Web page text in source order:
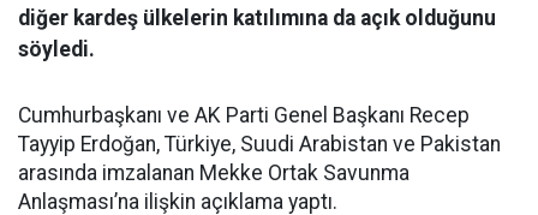
diğer kardeş ülkelerin katılımına da açık olduğunu
söyledi.
Cumhurbaşkanı ve AK Parti Genel Başkanı Recep
Tayyip Erdoğan, Türkiye, Suudi Arabistan ve Pakistan
arasında imzalanan Mekke Ortak Savunma
Anlaşması’na ilişkin açıklama yaptı.